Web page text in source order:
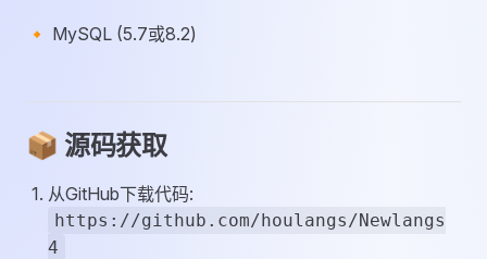
🔸 MySQL (5.7或8.2)
📦 源码获取
从GitHub下载代码:
https://github.com/houlangs/Newlangs
4